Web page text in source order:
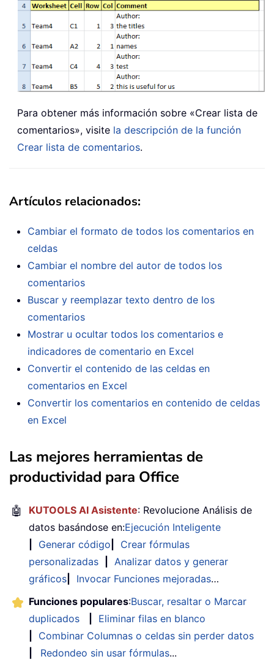
Para obtener más información sobre «Crear lista de
comentarios», visite la descripción de la función
Crear lista de comentarios.
Artículos relacionados:
Cambiar el formato de todos los comentarios en
celdas
Cambiar el nombre del autor de todos los
comentarios
Buscar y reemplazar texto dentro de los
comentarios
Mostrar u ocultar todos los comentarios e
indicadores de comentario en Excel
Convertir el contenido de las celdas en
comentarios en Excel
Convertir los comentarios en contenido de celdas
en Excel
Las mejores herramientas de
productividad para Office
🤖 KUTOOLS AI Asistente: Revolucione Análisis de
datos basándose en:Ejecución Inteligente
Generar código
Crear fórmulas
personalizadas
Analizar datos y generar
gráficos
Invocar Funciones mejoradas…
Funciones populares:Buscar, resaltar o Marcar
duplicados
Eliminar filas en blanco
Combinar Columnas o celdas sin perder datos
Redondeo sin usar fórmulas...